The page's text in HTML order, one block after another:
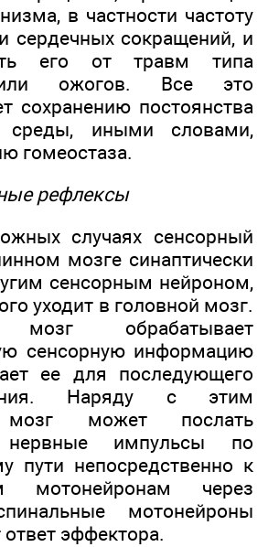
в частности частоту
сердечных сокращений, и
его от травм типа
ожогов. Все это
сохранению постоянства
среды, иными словами,
гомеостаза.
рефлексы
случаях сенсорный
мозге синаптически
сенсорным нейроном,
уходит в головной мозг.
мозг обрабатывает
сенсорную информацию
ее для последующего
Наряду с этим
мозг может послать
нервные импульсы по
пути непосредственно к
мотонейронам через
мотонейроны
эффектора.